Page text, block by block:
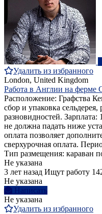
Удалить из избранного
London, United Kingdom
Работа в Англии на ферме
Расположение: Графства
сбор и упаковка сельдерея,
разновидностей.
не должна падать ниже
оплата позволяет
сверхурочная оплата.
Тип размещения: караван
Не указана
3 лет назад Ищут работу
Не указана
Написать
Не указана
Удалить из избранного